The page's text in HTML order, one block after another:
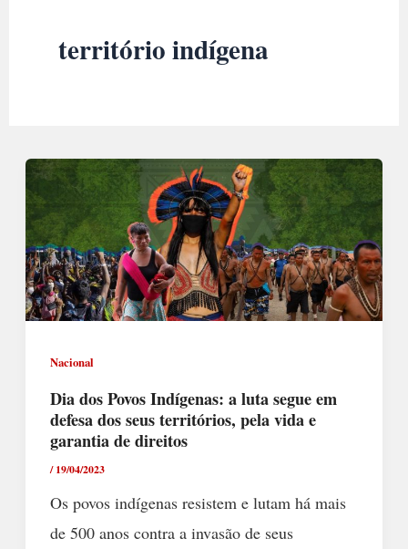
território indígena
Nacional
Dia dos Povos Indígenas: a luta segue em
defesa dos seus territórios, pela vida e
garantia de direitos
/19/04/2023
Os povos indígenas resistem e lutam há mais
de 500 anos contra a invasão de seus